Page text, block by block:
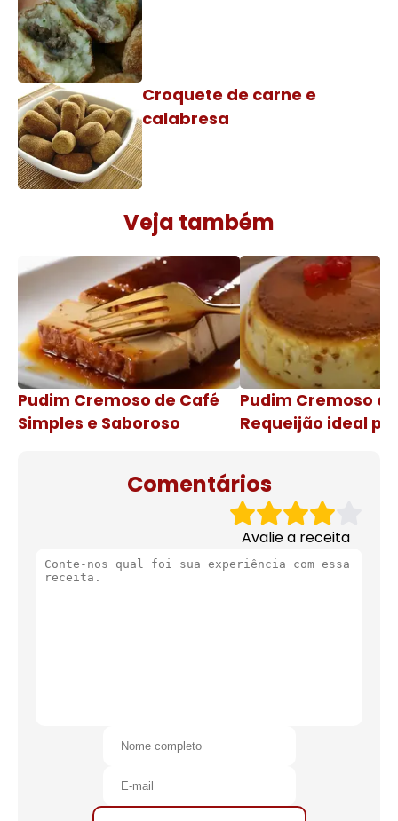
Croquete de carne e
calabresa
Veja também
Pudim Cremoso de Café
Simples e Saboroso
Pudim Cremoso
Requeijão ideal
Comentários
Avalie a receita